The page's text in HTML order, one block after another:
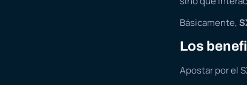
Básicamente,
Los
Apostar por el